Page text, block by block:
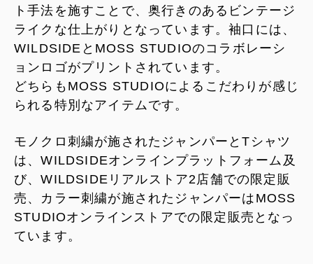
ト手法を施すことで、奥行きのあるビンテージ
ライクな仕上がりとなっています。袖口には、
WILDSIDEとMOSS STUDIOのコラボレーシ
ョンロゴがプリントされています。
どちらもMOSS STUDIOによるこだわりが感じ
られる特別なアイテムです。
モノクロ刺繍が施されたジャンパーとTシャツ
は、WILDSIDEオンラインプラットフォーム及
び、WILDSIDEリアルストア2店舗での限定販
売、カラー刺繍が施されたジャンパーはMOSS
STUDIOオンラインストアでの限定販売となっ
ています。